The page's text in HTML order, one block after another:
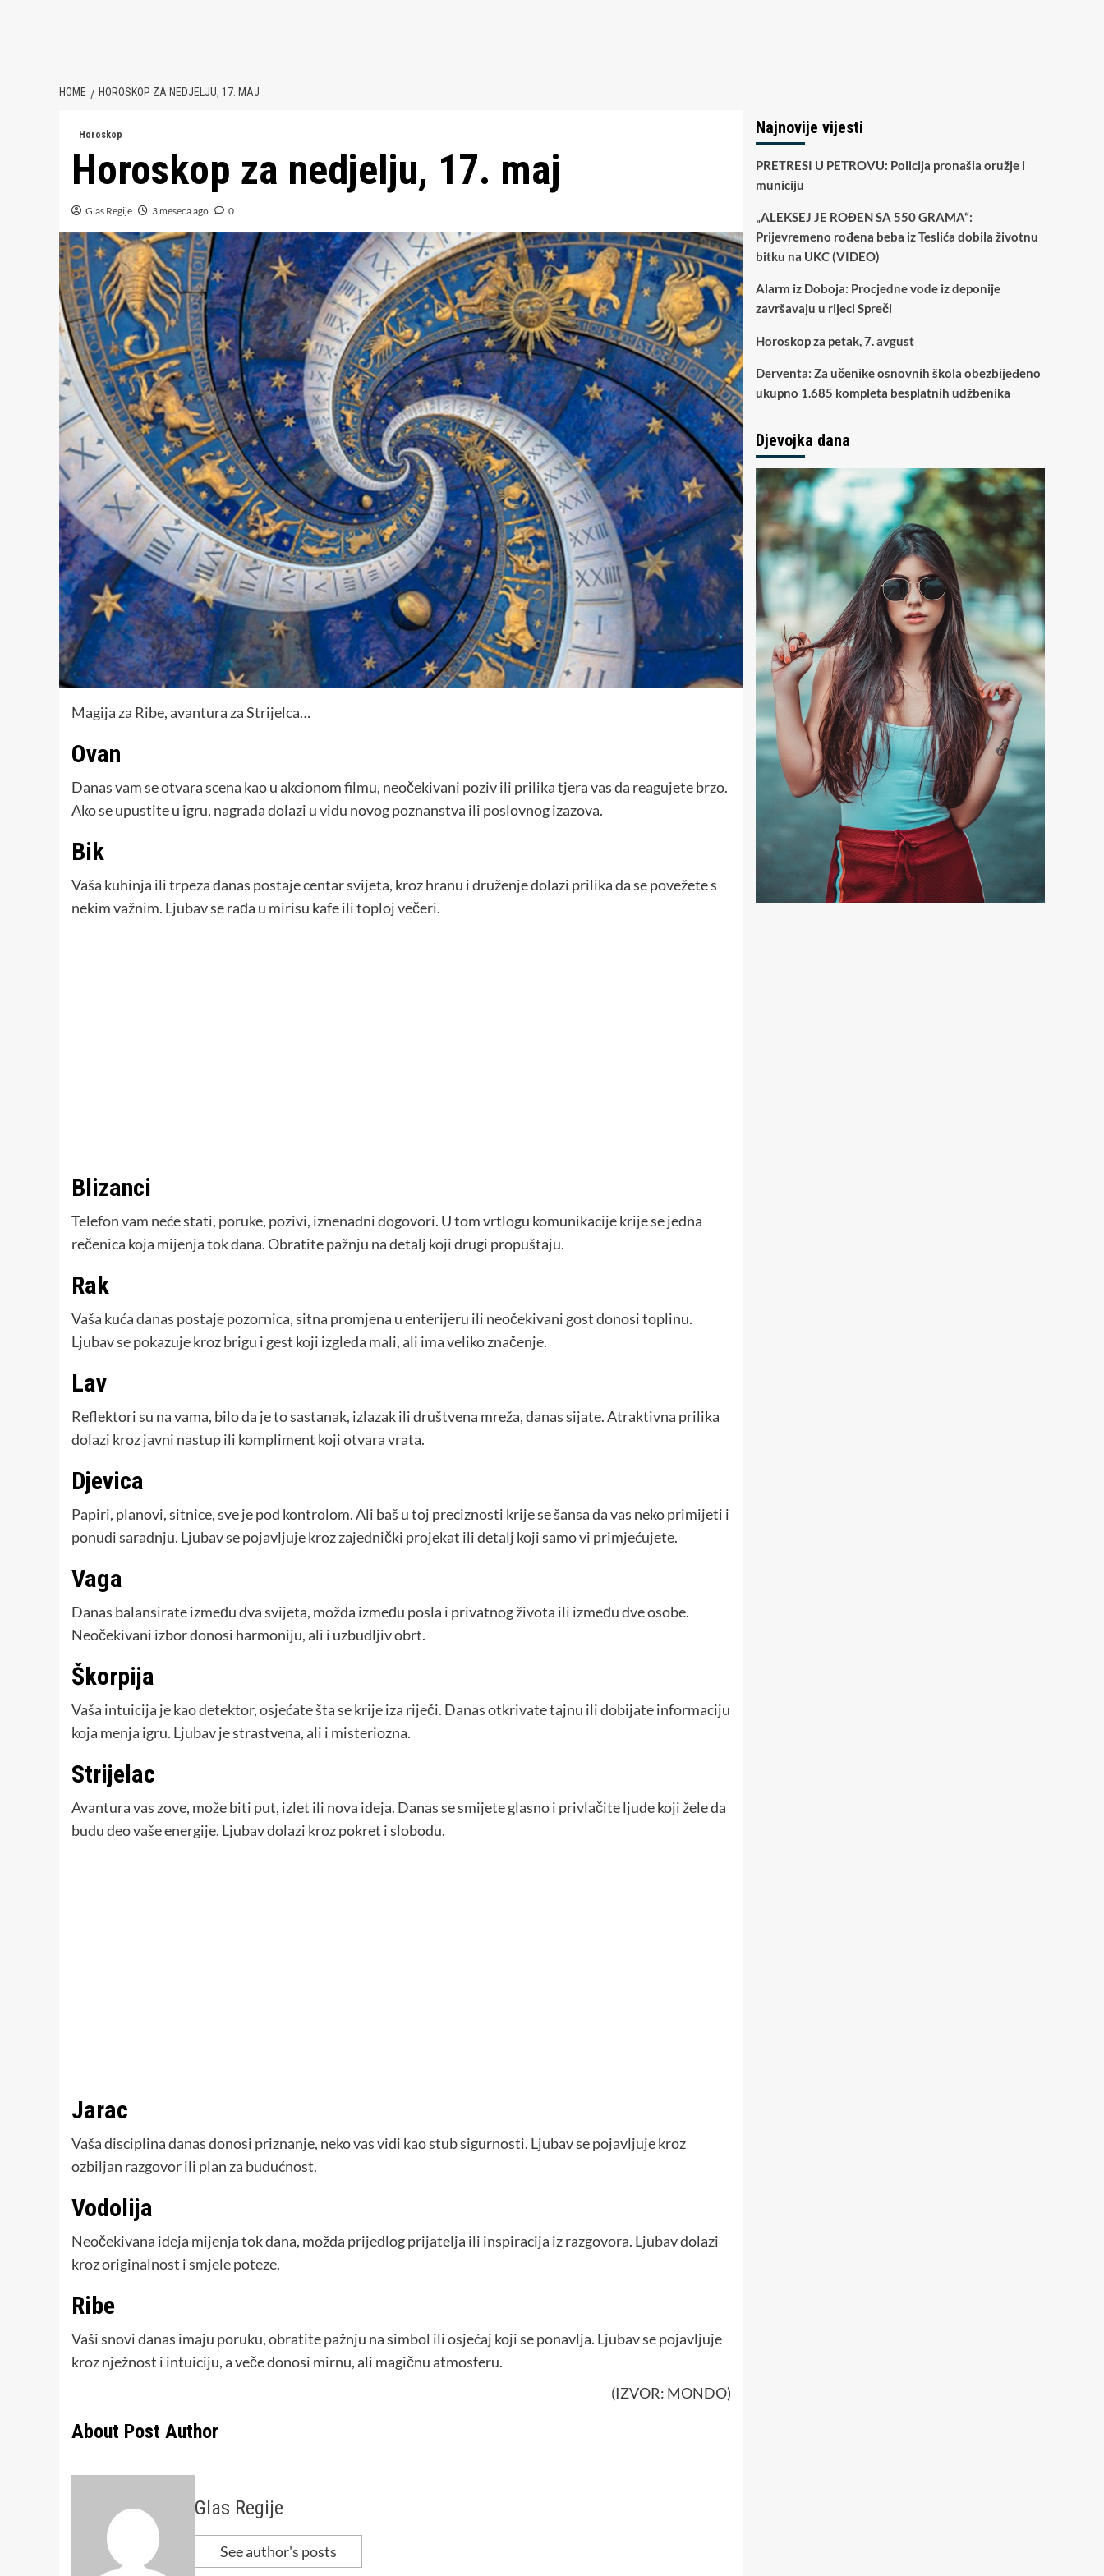
HOME HOROSKOP ZA NEDJELJU, 17. MAJ
Horoskop
Horoskop za nedjelju, 17. maj
Glas Regije 3 meseca ago 0
Magija za Ribe, avantura za Strijelca…
Ovan
Danas vam se otvara scena kao u akcionom filmu, neočekivani poziv ili prilika tjera vas da reagujete brzo.
Ako se upustite u igru, nagrada dolazi u vidu novog poznanstva ili poslovnog izazova.
Bik
Vaša kuhinja ili trpeza danas postaje centar svijeta, kroz hranu i druženje dolazi prilika da se povežete s
nekim važnim. Ljubav se rađa u mirisu kafe ili toploj večeri.
Blizanci
Telefon vam neće stati, poruke, pozivi, iznenadni dogovori. U tom vrtlogu komunikacije krije se jedna
rečenica koja mijenja tok dana. Obratite pažnju na detalj koji drugi propuštaju.
Rak
Vaša kuća danas postaje pozornica, sitna promjena u enterijeru ili neočekivani gost donosi toplinu.
Ljubav se pokazuje kroz brigu i gest koji izgleda mali, ali ima veliko značenje.
Lav
Reflektori su na vama, bilo da je to sastanak, izlazak ili društvena mreža, danas sijate. Atraktivna prilika
dolazi kroz javni nastup ili kompliment koji otvara vrata.
Djevica
Papiri, planovi, sitnice, sve je pod kontrolom. Ali baš u toj preciznosti krije se šansa da vas neko primijeti i
ponudi saradnju. Ljubav se pojavljuje kroz zajednički projekat ili detalj koji samo vi primjećujete.
Vaga
Danas balansirate između dva svijeta, možda između posla i privatnog života ili između dve osobe.
Neočekivani izbor donosi harmoniju, ali i uzbudljiv obrt.
Škorpija
Vaša intuicija je kao detektor, osjećate šta se krije iza riječi. Danas otkrivate tajnu ili dobijate informaciju
koja menja igru. Ljubav je strastvena, ali i misteriozna.
Strijelac
Avantura vas zove, može biti put, izlet ili nova ideja. Danas se smijete glasno i privlačite ljude koji žele da
budu deo vaše energije. Ljubav dolazi kroz pokret i slobodu.
Jarac
Vaša disciplina danas donosi priznanje, neko vas vidi kao stub sigurnosti. Ljubav se pojavljuje kroz
ozbiljan razgovor ili plan za budućnost.
Vodolija
Neočekivana ideja mijenja tok dana, možda prijedlog prijatelja ili inspiracija iz razgovora. Ljubav dolazi
kroz originalnost i smjele poteze.
Ribe
Vaši snovi danas imaju poruku, obratite pažnju na simbol ili osjećaj koji se ponavlja. Ljubav se pojavljuje
kroz nježnost i intuiciju, a veče donosi mirnu, ali magičnu atmosferu.
(IZVOR: MONDO)
About Post Author
Glas Regije
See author's posts
Najnovije vijesti
PRETRESI U PETROVU: Policija pronašla oružje i
municiju
„ALEKSEJ JE ROĐEN SA 550 GRAMA“:
Prijevremeno rođena beba iz Teslića dobila životnu
bitku na UKC (VIDEO)
Alarm iz Doboja: Procjedne vode iz deponije
završavaju u rijeci Spreči
Horoskop za petak, 7. avgust
Derventa: Za učenike osnovnih škola obezbijeđeno
ukupno 1.685 kompleta besplatnih udžbenika
Djevojka dana